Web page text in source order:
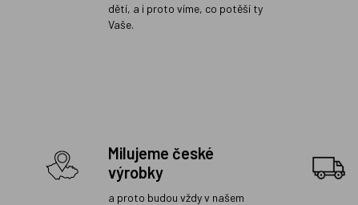
dětí, a i proto víme, co potěší ty
Vaše.
Milujeme české
výrobky
a proto budou vždy v našem